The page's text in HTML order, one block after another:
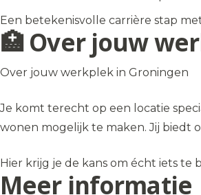
Een betekenisvolle carrière stap
🏥 Over jouw
Over jouw werkplek in Groningen
Je komt terecht op een locatie
wonen mogelijk te maken. Jij biedt
Hier krijg je de kans om écht iets te
Meer informatie